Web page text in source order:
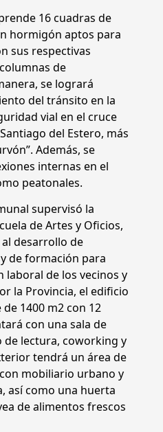
16 cuadras de
hormigón aptos para
sus respectivas
de
se logrará
del tránsito en la
vial en el cruce
del Estero, más
Además, se
internas en el
peatonales.
supervisó la
de Artes y Oficios,
desarrollo de
de formación para
laboral de los vecinos y
la Provincia, el edificio
1400 m2 con 12
con una sala de
de lectura, coworking y
tendrá un área de
mobiliario urbano y
así como una huerta
de alimentos frescos